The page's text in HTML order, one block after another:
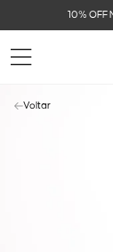
10% OFF
Voltar